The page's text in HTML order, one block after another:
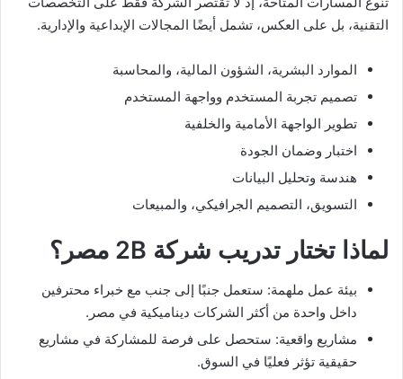
التقنية، بل على العكس، تشمل أيضًا المجالات الإبداعية والإدارية.
الموارد البشرية، الشؤون المالية، والمحاسبة
تصميم تجربة المستخدم وواجهة المستخدم
تطوير الواجهة الأمامية والخلفية
اختبار وضمان الجودة
هندسة وتحليل البيانات
التسويق، التصميم الجرافيكي، والمبيعات
لماذا تختار تدريب شركة 2B مصر؟
بيئة عمل ملهمة: ستعمل جنبًا إلى جنب مع خبراء محترفين
داخل واحدة من أكثر الشركات ديناميكية في مصر.
مشاريع واقعية: ستحصل على فرصة للمشاركة في مشاريع
حقيقية تؤثر فعليًا في السوق.